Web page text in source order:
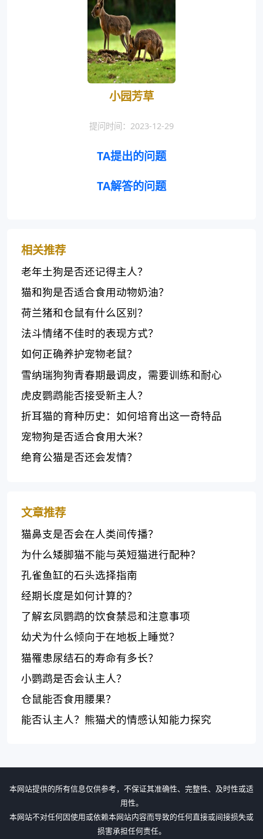
小园芳草
提问时间：2023-12-29
TA提出的问题
TA解答的问题
相关推荐
老年土狗是否还记得主人？
猫和狗是否适合食用动物奶油？
荷兰猪和仓鼠有什么区别？
法斗情绪不佳时的表现方式？
如何正确养护宠物老鼠？
雪纳瑞狗狗青春期最调皮，需要训练和耐心
虎皮鹦鹉能否接受新主人？
折耳猫的育种历史：如何培育出这一奇特品
种？
宠物狗是否适合食用大米？
绝育公猫是否还会发情？
文章推荐
猫鼻支是否会在人类间传播？
为什么矮脚猫不能与英短猫进行配种？
孔雀鱼缸的石头选择指南
经期长度是如何计算的？
了解玄凤鹦鹉的饮食禁忌和注意事项
幼犬为什么倾向于在地板上睡觉？
猫罹患尿结石的寿命有多长？
小鹦鹉是否会认主人？
仓鼠能否食用腰果？
能否认主人？熊猫犬的情感认知能力探究
本网站提供的所有信息仅供参考，不保证其准确性、完整性、及时性或适
用性。
本网站不对任何因使用或依赖本网站内容而导致的任何直接或间接损失或
损害承担任何责任。